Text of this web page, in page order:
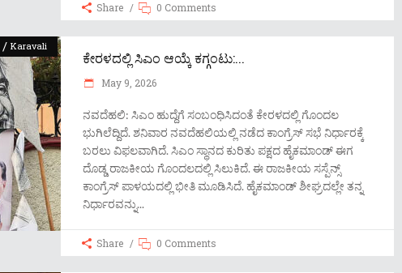
Share 0 Comments
/ Karavali
ಕೇರಳದಲ್ಲಿ ಸಿಎಂ ಆಯ್ಕೆ ಕಗ್ಗಂಟು:...
May 9, 2026
ನವದೆಹಲಿ: ಸಿಎಂ ಹುದ್ದೆಗೆ ಸಂಬಂಧಿಸಿದಂತೆ ಕೇರಳದಲ್ಲಿ ಗೊಂದಲ
ಭುಗಿಲೆದ್ದಿದೆ. ಶನಿವಾರ ನವದೆಹಲಿಯಲ್ಲಿ ನಡೆದ ಕಾಂಗ್ರೆಸ್ ಸಭೆ ನಿರ್ಧಾರಕ್ಕೆ
ಬರಲು ವಿಫಲವಾಗಿದೆ. ಸಿಎಂ ಸ್ಥಾನದ ಕುರಿತು ಪಕ್ಷದ ಹೈಕಮಾಂಡ್ ಈಗ
ದೊಡ್ಡ ರಾಜಕೀಯ ಗೊಂದಲದಲ್ಲಿ ಸಿಲುಕಿದೆ. ಈ ರಾಜಕೀಯ ಸಸ್ಪೆನ್ಸ್
ಕಾಂಗ್ರೆಸ್ ಪಾಳಯದಲ್ಲಿ ಭೀತಿ ಮೂಡಿಸಿದೆ. ಹೈಕಮಾಂಡ್ ಶೀಘ್ರದಲ್ಲೇ ತನ್ನ
ನಿರ್ಧಾರವನ್ನು
Share 0 Comments